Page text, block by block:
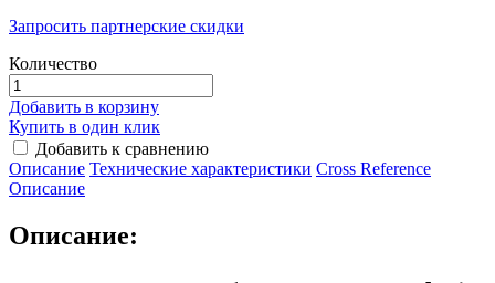
Запросить партнерские скидки
Количество
Добавить в корзину
Купить в один клик
Добавить к сравнению
Описание Технические характеристики Сross Reference
Описание
Описание: